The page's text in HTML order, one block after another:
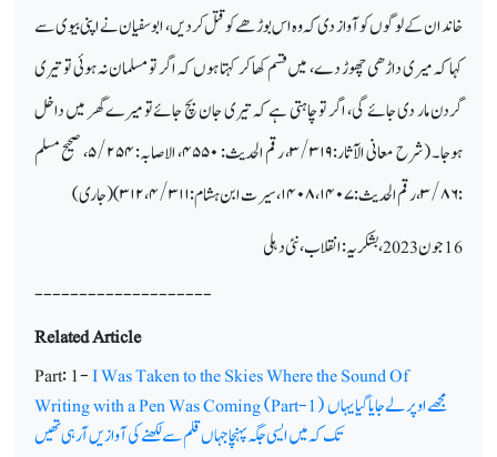
خاندان کے لوگوں کو آواز دی کہ وہ اس بوڑھے کو قتل کردیں، ابوسفیان نے اپنی بیوی سے
کہا کہ میری داڑھی چھوڑ دے، میں قسم کھا کر کہتا ہوں کہ اگر تو مسلمان نہ ہوئی تو تیری
گردن مار دی جائے گی، اگر تو چاہتی ہے کہ تیری جان بچ جائے تو میرے گھر میں داخل
ہوجا۔ (شرح معانی الآثار:۳/۳۱۹، رقم الحدیث:۴۵۵۰، الاصابہ:۵/۲۵۴، صحیح مسلم
:۳/۸۶، رقم الحدیث:۱۴۰۷،۱۴۰۸، سیرت ابن ہشام:۴/۳۱۱،۳۱۲) ( جاری)
16 جون 2023،بشکریہ: انقلاب، نئی دہلی
--------------------
Related Article
Part: 1-I Was Taken to the Skies Where the Sound Of
Writing with a Pen Was Coming (Part-1)مجھے اوپر لے جایا گیا یہاں
تک کہ میں ایسی جگہ پہنچا جہاں قلم سے لکھنے کی آوازیں آرہی تھیں